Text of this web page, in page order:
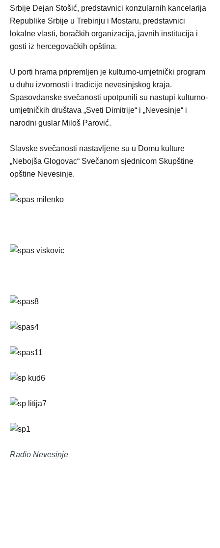
Srbije Dejan Stošić, predstavnici konzularnih kancelarija
Republike Srbije u Trebinju i Mostaru, predstavnici
lokalne vlasti, boračkih organizacija, javnih institucija i
gosti iz hercegovačkih opština.
U porti hrama pripremljen je kulturno-umjetnički program
u duhu izvornosti i tradicije nevesinjskog kraja.
Spasovdanske svečanosti upotpunili su nastupi kulturno-
umjetničkih društava „Sveti Dimitrije“ i „Nevesinje“ i
narodni guslar Miloš Parović.
Slavske svečanosti nastavljene su u Domu kulture
„Nebojša Glogovac“ Svečanom sjednicom Skupštine
opštine Nevesinje.
Radio Nevesinje